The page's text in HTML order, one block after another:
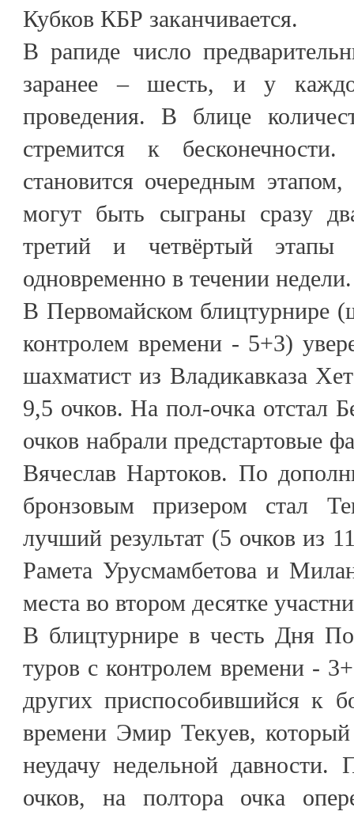
Кубков КБР заканчивается.
В рапиде число
заранее – шесть, и у
проведения. В блице
стремится к
становится очередным
могут быть сыграны сразу
третий и четвёртый этапы
одновременно в течении недели.
В Первомайском блицтурнире
контролем времени - 5+3)
шахматист из Владикавказа
9,5 очков. На пол-очка отстал
очков набрали предстартовые
Вячеслав Нартоков. По
бронзовым призером стал
лучший результат (5 очков из
Рамета Урусмамбетова и
места во втором десятке
В блицтурнире в честь Дня
туров с контролем времени -
других приспособившийся к
времени Эмир Текуев,
неудачу недельной давности.
очков, на полтора очка